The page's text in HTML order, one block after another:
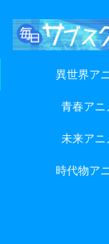
異世界ア
青春アニ
未来アニ
時代物ア